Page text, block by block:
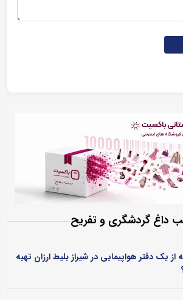
داغ گردشگری و تفریح
از یک دفتر هواپیمایی در شیراز بلیط ارزان تهیه